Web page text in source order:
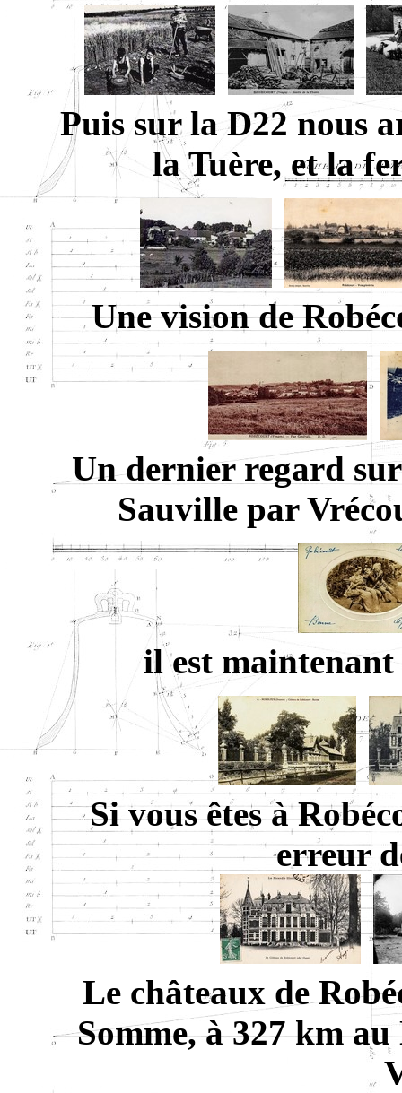
Puis sur la D22 nous
la Tuère, et la
Une vision de
Un dernier regard
Sauville par
il est
Si vous êtes à
erreur
Le châteaux de
Somme, à 327 km